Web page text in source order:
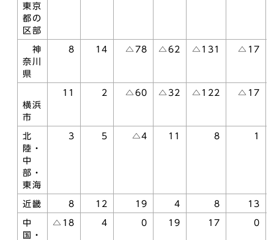
東京
都の
区部
神
奈川
県
8 14 △78 △62 △131 △17
横浜
市
11 2 △60 △32 △122 △17
北
陸・
中
部・
東海
3 5 △4 11 8 1
近畿 8 12 19 4 8 13
中
国・
△18 4 0 19 17 0